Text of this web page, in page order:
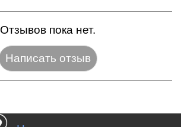
Отзывов пока нет.